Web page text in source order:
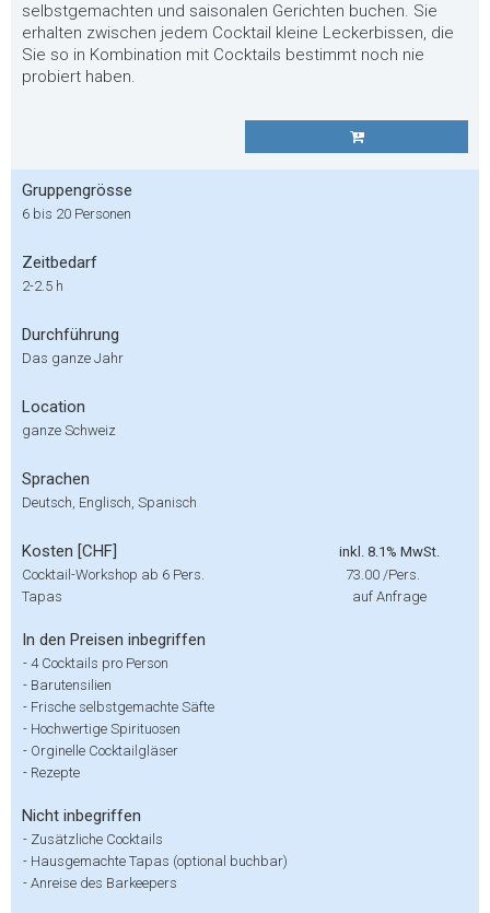
selbstgemachten und saisonalen Gerichten buchen. Sie
erhalten zwischen jedem Cocktail kleine Leckerbissen, die
Sie so in Kombination mit Cocktails bestimmt noch nie
probiert haben.
Gruppengrösse
6 bis 20 Personen
Zeitbedarf
2-2.5 h
Durchführung
Das ganze Jahr
Location
ganze Schweiz
Sprachen
Deutsch, Englisch, Spanisch
Kosten [CHF]
inkl. 8.1% MwSt.
Cocktail-Workshop ab 6 Pers.
73.00 /Pers.
Tapas
auf Anfrage
In den Preisen inbegriffen
- 4 Cocktails pro Person
- Barutensilien
- Frische selbstgemachte Säfte
- Hochwertige Spirituosen
- Orginelle Cocktailgläser
- Rezepte
Nicht inbegriffen
- Zusätzliche Cocktails
- Hausgemachte Tapas (optional buchbar)
- Anreise des Barkeepers